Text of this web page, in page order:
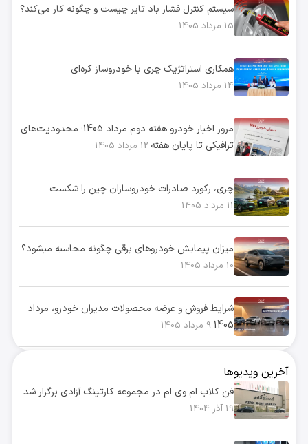
سیستم کنترل فشار باد تایر چیست و چگونه کار می‌کند؟
15 مرداد 1405
همکاری استراتژیک چری با خودروساز کره‌ای
14 مرداد 1405
مرور اخبار خودرو هفته دوم مرداد 1405؛ محدودیت‌های
ترافیکی تا پایان هفته 12 مرداد 1405
چری، رکورد صادرات خودروسازان چین را شکست
11 مرداد 1405
میزان پیمایش خودروهای برقی چگونه محاسبه میشود؟
10 مرداد 1405
شرایط فروش و عرضه محصولات مدیران خودرو، مرداد
1405 9 مرداد 1405
آخرین ویدیوها
فن کلاب ام وی ام در مجموعه کارتینگ آزادی برگزار شد
19 آذر 1404